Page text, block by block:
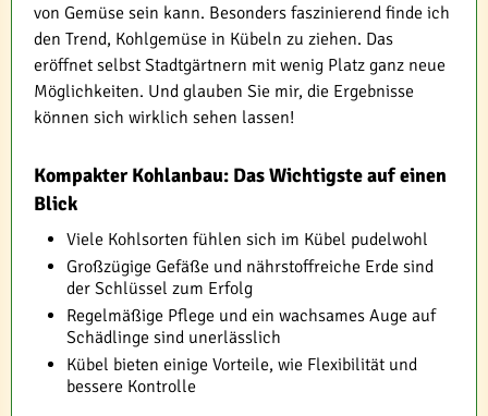
von Gemüse sein kann. Besonders faszinierend finde ich
den Trend, Kohlgemüse in Kübeln zu ziehen. Das
eröffnet selbst Stadtgärtnern mit wenig Platz ganz neue
Möglichkeiten. Und glauben Sie mir, die Ergebnisse
können sich wirklich sehen lassen!
Kompakter Kohlanbau: Das Wichtigste auf einen
Blick
Viele Kohlsorten fühlen sich im Kübel pudelwohl
Großzügige Gefäße und nährstoffreiche Erde sind
der Schlüssel zum Erfolg
Regelmäßige Pflege und ein wachsames Auge auf
Schädlinge sind unerlässlich
Kübel bieten einige Vorteile, wie Flexibilität und
bessere Kontrolle